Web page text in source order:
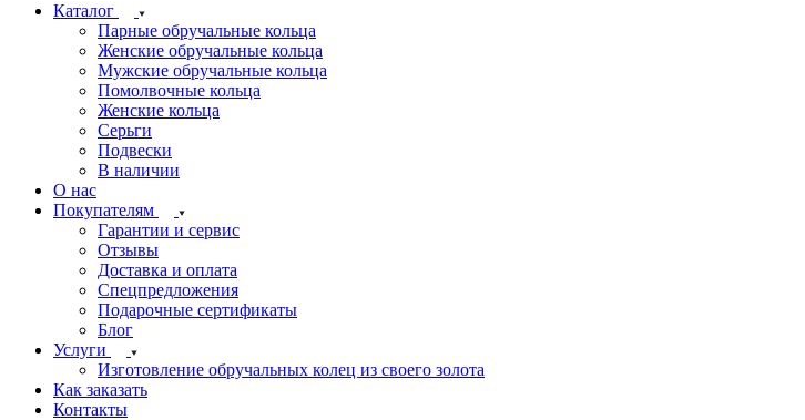
Каталог
Парные обручальные кольца
Женские обручальные кольца
Мужские обручальные кольца
Помолвочные кольца
Женские кольца
Серьги
Подвески
В наличии
О нас
Покупателям
Гарантии и сервис
Отзывы
Доставка и оплата
Спецпредложения
Подарочные сертификаты
Блог
Услуги
Изготовление обручальных колец из своего золота
Как заказать
Контакты